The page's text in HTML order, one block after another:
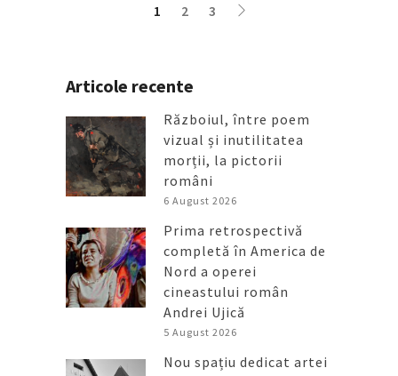
1 2 3
Articole recente
Războiul, între poem
vizual și inutilitatea
morții, la pictorii
români
6 August 2026
Prima retrospectivă
completă în America de
Nord a operei
cineastului român
Andrei Ujică
5 August 2026
Nou spațiu dedicat artei